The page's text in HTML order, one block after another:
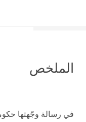
الملخص